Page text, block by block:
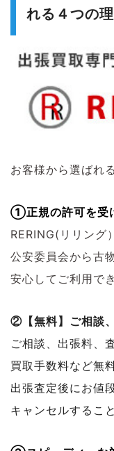
れる４つの
お客様から選ばれ
①正規の許可を受
RERING(リリング
公安委員会から古
安心してご利用で
②【無料】ご相談
ご相談、出張料、
買取手数料など無
出張査定後にお値
キャンセルするこ